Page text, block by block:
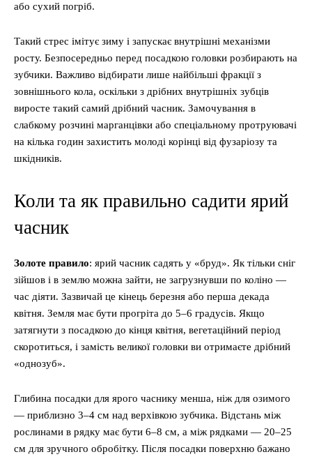
або сухий погріб.
Такий стрес імітує зиму і запускає внутрішні механізми
росту. Безпосередньо перед посадкою головки розбирають на
зубчики. Важливо відбирати лише найбільші фракції з
зовнішнього кола, оскільки з дрібних внутрішніх зубців
виросте такий самий дрібний часник. Замочування в
слабкому розчині марганцівки або спеціальному протруювачі
на кілька годин захистить молоді корінці від фузаріозу та
шкідників.
Коли та як правильно садити ярий
часник
Золоте правило: ярий часник садять у «бруд». Як тільки сніг
зійшов і в землю можна зайти, не загрузнувши по коліно —
час діяти. Зазвичай це кінець березня або перша декада
квітня. Земля має бути прогріта до 5–6 градусів. Якщо
затягнути з посадкою до кінця квітня, вегетаційний період
скоротиться, і замість великої головки ви отримаєте дрібний
«однозуб».
Глибина посадки для ярого часнику менша, ніж для озимого
— приблизно 3–4 см над верхівкою зубчика. Відстань між
рослинами в рядку має бути 6–8 см, а між рядками — 20–25
см для зручного обробітку. Після посадки поверхню бажано